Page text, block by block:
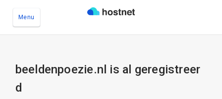
Menu
beeldenpoezie.nl is al geregistreer
d